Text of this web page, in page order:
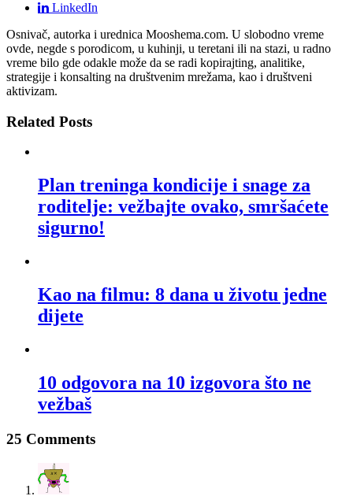
LinkedIn
Osnivač, autorka i urednica Mooshema.com. U slobodno vreme
ovde, negde s porodicom, u kuhinji, u teretani ili na stazi, u radno
vreme bilo gde odakle može da se radi kopirajting, analitike,
strategije i konsalting na društvenim mrežama, kao i društveni
aktivizam.
Related Posts
Plan treninga kondicije i snage za
roditelje: vežbajte ovako, smršaćete
sigurno!
Kao na filmu: 8 dana u životu jedne
dijete
10 odgovora na 10 izgovora što ne
vežbaš
25 Comments